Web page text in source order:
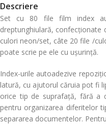
Descriere
Set cu 80 file film index
dreptunghiulară, confecționate
culori neon/set, câte 20 file /
poate scrie pe ele cu ușurință.
Index-urile autoadezive
latură, cu ajutorul căruia pot fi
orice tip de suprafață, fără a
pentru organizarea diferitelor
separarea documentelor.